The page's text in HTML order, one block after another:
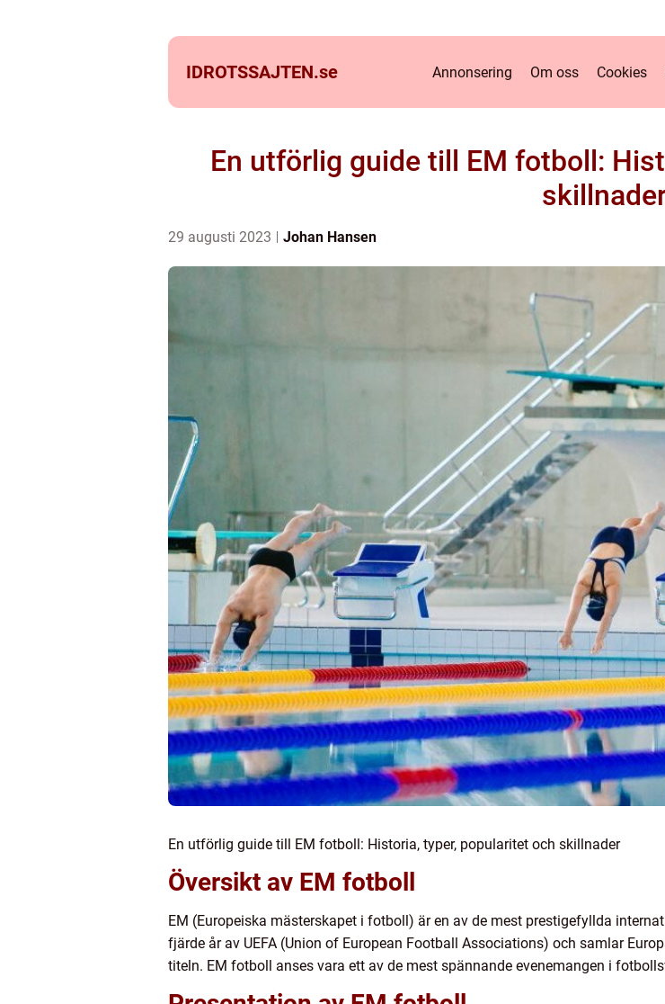
IDROTSSAJTEN.se Annonsering Om oss Cookies
En utförlig guide till EM fotboll:
29 augusti 2023 Johan Hansen
En utförlig guide till EM fotboll: Historia, typer, popularitet och skillnader
Översikt av EM fotboll
EM (Europeiska mästerskapet i fotboll) är en av de mest prestigefyllda
fjärde år av UEFA (Union of European Football Associations) och samlar
titeln. EM fotboll anses vara ett av de mest spännande evenemangen i